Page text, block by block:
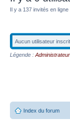
Il y a 137 invités en ligne
Aucun utilisateur
Légende :
Index du forum